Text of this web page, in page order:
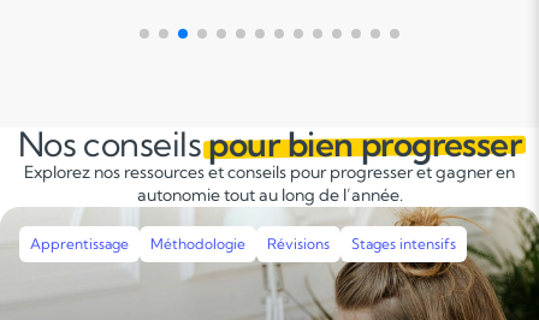
Nos conseilspour bien progresser
Explorez nos ressources et conseils pour progresser et gagner en
autonomie tout au long de l’année.
Apprentissage Méthodologie